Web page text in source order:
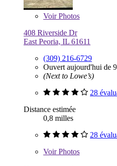
VoirPhotos
408 Riverside Dr
East Peoria, IL 61611
(309) 216-6729
Ouvert aujourd'hui de
(Next to Lowe’s)
28
Distance estimée
0,8 milles
28
VoirPhotos